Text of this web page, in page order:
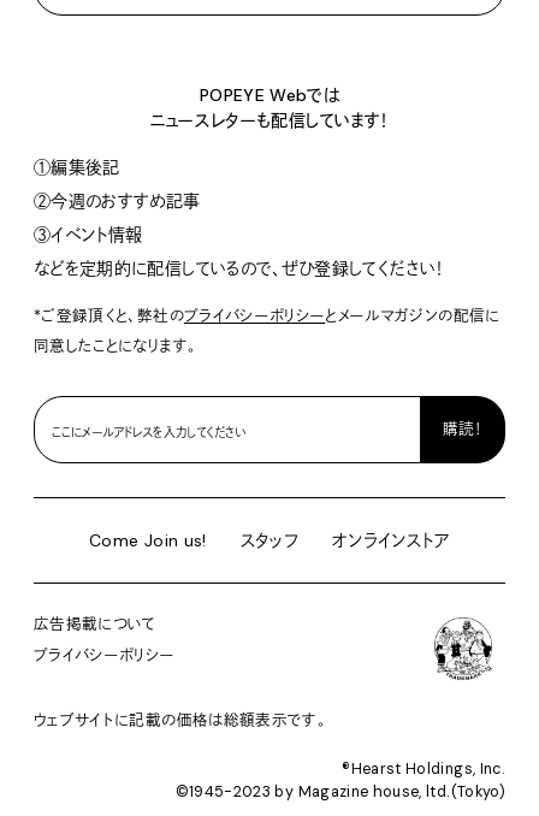
POPEYE Webでは
ニュースレターも配信しています！
①編集後記
②今週のおすすめ記事
③イベント情報
などを定期的に配信しているので、ぜひ登録してください！
*ご登録頂くと、弊社のプライバシーポリシーとメールマガジンの配信に
同意したことになります。
Come Join us! スタッフ オンラインストア
広告掲載について
プライバシーポリシー
ウェブサイトに記載の価格は総額表示です。
®︎Hearst Holdings, Inc.
©1945-2023 by Magazine house, ltd.(Tokyo)